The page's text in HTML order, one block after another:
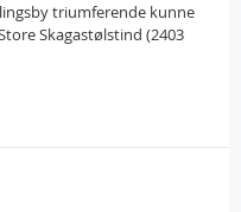
triumferende kunne
Skagastølstind (2403